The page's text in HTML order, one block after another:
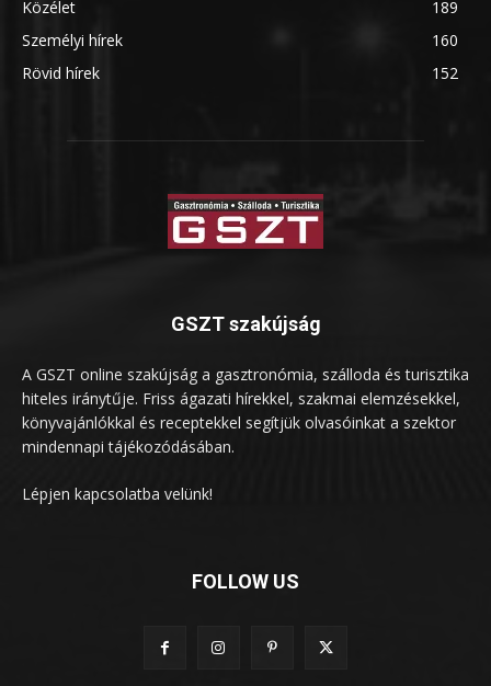
Közélet
189
Személyi hírek
160
Rövid hírek
152
GSZT szakújság
A GSZT online szakújság a gasztronómia, szálloda és turisztika
hiteles iránytűje. Friss ágazati hírekkel, szakmai elemzésekkel,
könyvajánlókkal és receptekkel segítjük olvasóinkat a szektor
mindennapi tájékozódásában.
Lépjen kapcsolatba velünk!
FOLLOW US